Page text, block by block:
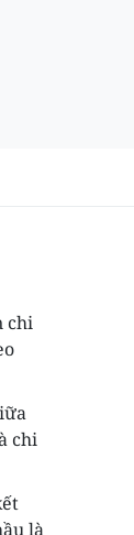
chi
chi
là